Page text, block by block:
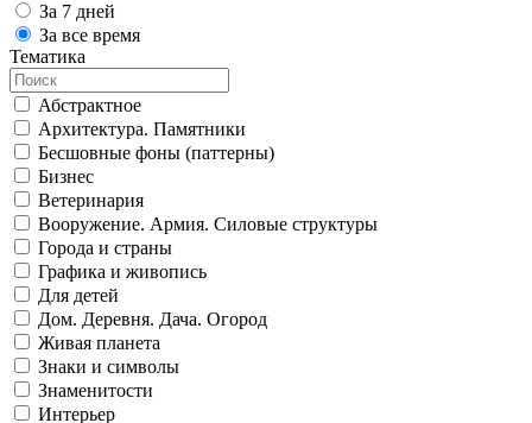
За 7 дней
За все время
Тематика
Абстрактное
Архитектура. Памятники
Бесшовные фоны (паттерны)
Бизнес
Ветеринария
Вооружение. Армия. Силовые структуры
Города и страны
Графика и живопись
Для детей
Дом. Деревня. Дача. Огород
Живая планета
Знаки и символы
Знаменитости
Интерьер